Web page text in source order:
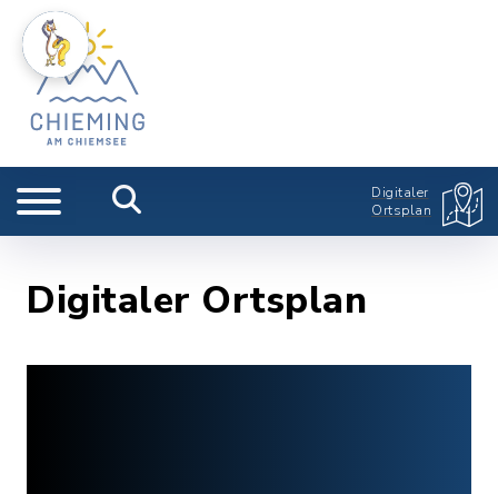
Digitaler
Ortsplan
Digitaler Ortsplan